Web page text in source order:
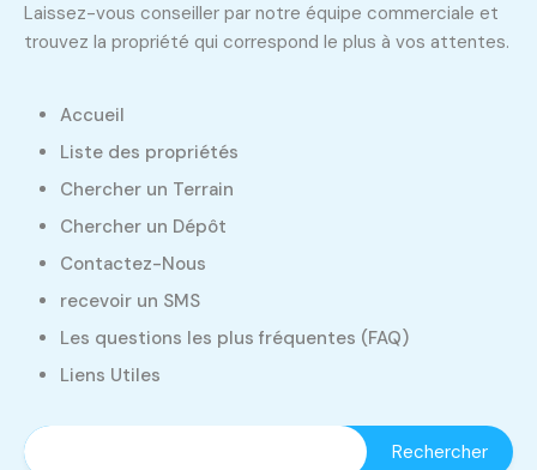
Laissez-vous conseiller par notre équipe commerciale et
trouvez la propriété qui correspond le plus à vos attentes.
Accueil
Liste des propriétés
Chercher un Terrain
Chercher un Dépôt
Contactez-Nous
recevoir un SMS
Les questions les plus fréquentes (FAQ)
Liens Utiles